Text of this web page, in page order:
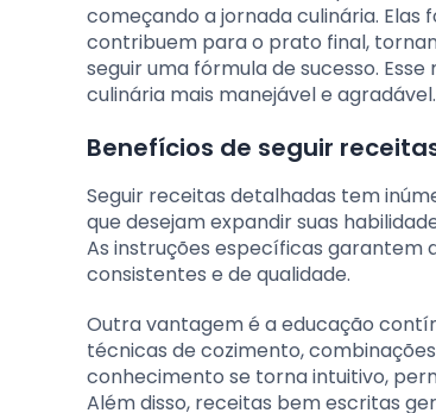
começando a jornada culinária.
contribuem para o prato final,
seguir uma fórmula de sucesso.
culinária mais manejável e agradável.
Benefícios de seguir
Seguir receitas detalhadas tem
que desejam expandir suas
As instruções específicas garantem
consistentes e de qualidade.
Outra vantagem é a educação
técnicas de cozimento,
conhecimento se torna intuitivo,
Além disso, receitas bem escritas